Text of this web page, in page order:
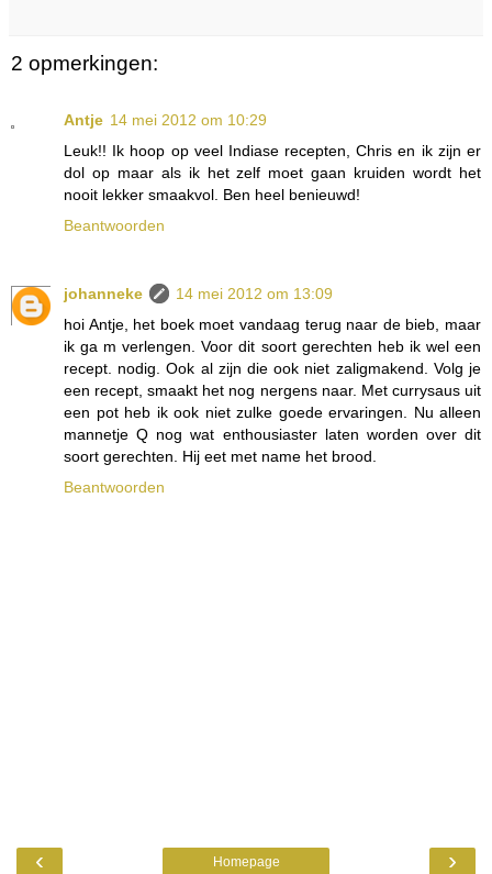
2 opmerkingen:
Antje 14 mei 2012 om 10:29
Leuk!! Ik hoop op veel Indiase recepten, Chris en ik zijn er
dol op maar als ik het zelf moet gaan kruiden wordt het
nooit lekker smaakvol. Ben heel benieuwd!
Beantwoorden
johanneke
14 mei 2012 om 13:09
hoi Antje, het boek moet vandaag terug naar de bieb, maar
ik ga m verlengen. Voor dit soort gerechten heb ik wel een
recept. nodig. Ook al zijn die ook niet zaligmakend. Volg je
een recept, smaakt het nog nergens naar. Met currysaus uit
een pot heb ik ook niet zulke goede ervaringen. Nu alleen
mannetje Q nog wat enthousiaster laten worden over dit
soort gerechten. Hij eet met name het brood.
Beantwoorden
‹ ›
Homepage